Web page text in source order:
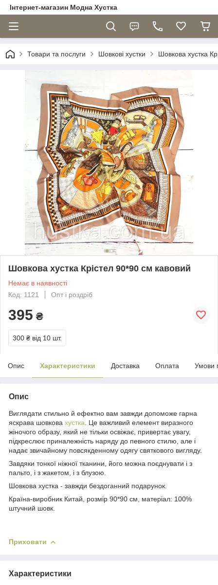
Інтернет-магазин Модна Хустка
Товари та послуги Шовкові хустки Шовкова хустка
Шовкова хустка Крістел 90*90 см кавовий
Немає в наявності
Код: 1121
Опт і роздріб
395 ₴
300 ₴ від 10 шт.
Опис Характеристики Доставка Оплата Умови
Опис
Виглядати стильно й ефектно вам завжди допоможе гарна
яскрава шовкова хустка . Це важливий елемент виразного
жіночого образу, який не тільки освіжає, привертає увагу,
підкреслює приналежність наряду до певного стилю, але і
надає звичайному повсякденному одягу святкового вигляду.
Завдяки тонкої ніжної тканини, його можна поєднувати і з
пальто, і з жакетом, і з блузою.
Шовкова хустка - завжди бездоганний подарунок.
Країна-виробник Китай, розмір 90*90 см, матеріал: 100%
штучний шовк.
Приховати
Характеристики